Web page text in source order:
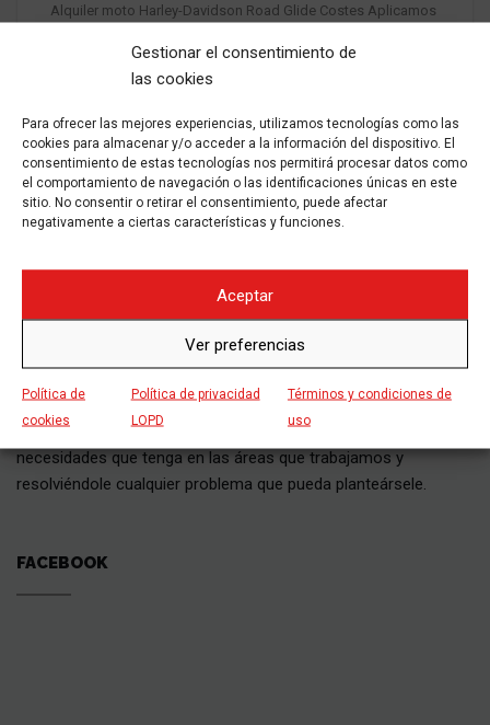
Gestionar el consentimiento de
las cookies
Para ofrecer las mejores experiencias, utilizamos tecnologías como las
cookies para almacenar y/o acceder a la información del dispositivo. El
consentimiento de estas tecnologías nos permitirá procesar datos como
el comportamiento de navegación o las identificaciones únicas en este
sitio. No consentir o retirar el consentimiento, puede afectar
negativamente a ciertas características y funciones.
Aceptar
Ver preferencias
Política de
cookies
Política de privacidad
LOPD
Términos y condiciones de
uso
Alquiler moto Harley-Davidson Road Glide Costes Aplicamos
de descuento en alquileres de 7 a 14 días Aplicamos 20% de
descuento en alquileres de 15
2024 GASOLINA MANUAL 25000
ALQUILAR
Grupo Siebla cuenta con un eficaz equipo de profesionales que
están gustosos de atenderle y solucionarle las dudas y
necesidades que tenga en las áreas que trabajamos y
resolviéndole cualquier problema que pueda planteársele.
FACEBOOK